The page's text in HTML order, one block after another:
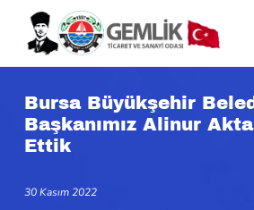
main
contentBursa Büyükşehir
Başkanımız Alinur
Ettik
30 Kasım 2022